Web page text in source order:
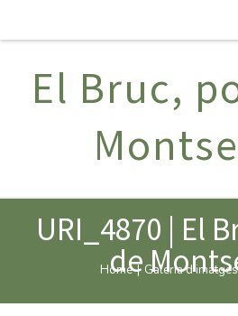
El Bruc,
URI_4870 | El
de
Home | Galeria d'imatges